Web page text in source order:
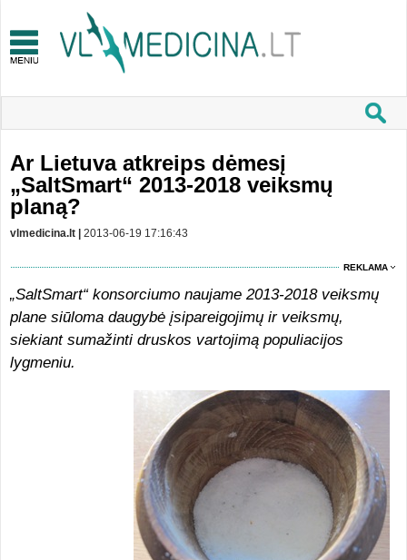
Ar Lietuva atkreips dėmesį
„SaltSmart“ 2013-2018 veiksmų
planą?
vlmedicina.lt | 2013-06-19 17:16:43
REKLAMA
„SaltSmart“ konsorciumo naujame 2013-2018 veiksmų
plane siūloma daugybė įsipareigojimų ir veiksmų,
siekiant sumažinti druskos vartojimą populiacijos
lygmeniu.